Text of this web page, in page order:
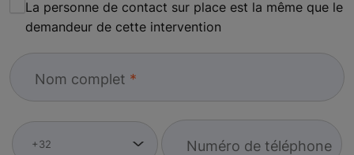
La personne de contact sur place est la même que le
demandeur de cette intervention
Nom complet
Numéro de téléphone